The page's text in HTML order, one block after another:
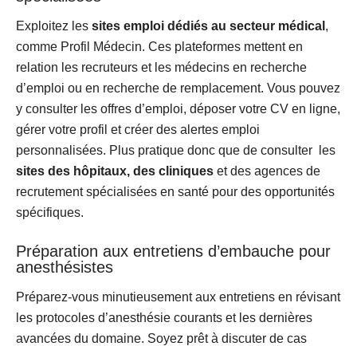
Exploitez les sites emploi dédiés au secteur médical ,
comme Profil Médecin. Ces plateformes mettent en
relation les recruteurs et les médecins en recherche
d’emploi ou en recherche de remplacement. Vous pouvez
y consulter les offres d’emploi, déposer votre CV en ligne,
gérer votre profil et créer des alertes emploi
personnalisées. Plus pratique donc que de consulter les
sites des hôpitaux, des cliniques et des agences de
recrutement spécialisées en santé pour des opportunités
spécifiques.
Préparation aux entretiens d’embauche pour
anesthésistes
Préparez-vous minutieusement aux entretiens en révisant
les protocoles d’anesthésie courants et les dernières
avancées du domaine. Soyez prêt à discuter de cas